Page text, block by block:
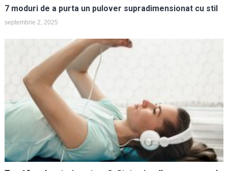
7 moduri de a purta un pulover supradimensionat cu stil
septembrie 2, 2025